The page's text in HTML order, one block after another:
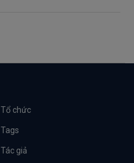
Tổ chức
Tags
Tác giả